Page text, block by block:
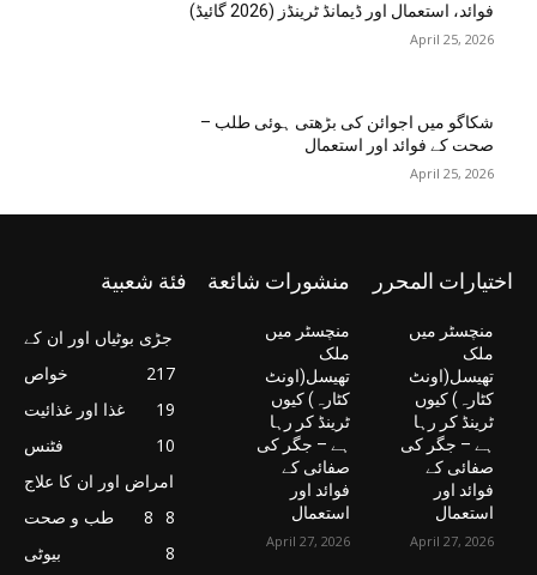
فوائد، استعمال اور ڈیمانڈ ٹرینڈز (2026 گائیڈ)
April 25, 2026
شکاگو میں اجوائن کی بڑھتی ہوئی طلب –
صحت کے فوائد اور استعمال
April 25, 2026
اختيارات المحرر
منچسٹر میں
ملک
تھیسل(اونٹ
کٹارہ) کیوں
ٹرینڈ کر رہا
ہے – جگر کی
صفائی کے
فوائد اور
استعمال
April 27, 2026
منشورات شائعة
منچسٹر میں
ملک
تھیسل(اونٹ
کٹارہ) کیوں
ٹرینڈ کر رہا
ہے – جگر کی
صفائی کے
فوائد اور
استعمال
April 27, 2026
فئة شعبية
جڑی بوٹیاں اور ان کے
خواص
217
غذا اور غذائیت
19
فٹنس
10
امراض اور ان کا علاج
8
طب و صحت
8
بیوٹی
8